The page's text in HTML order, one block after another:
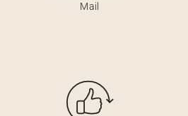
Mail